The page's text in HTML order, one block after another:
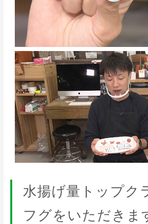
水揚げ量トップク
フグをいただきま